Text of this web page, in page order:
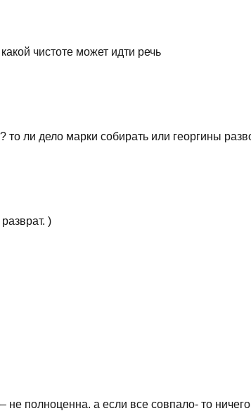
чистоте может идти речь
то ли дело марки собирать или георгины
)
полноценна. а если все совпало- то ничего